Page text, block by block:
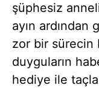
şüphesiz
ayın
zor bir sürecin
duyguların
hediye ile